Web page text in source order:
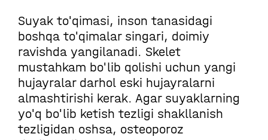
Suyak to'qimasi, inson tanasidagi
boshqa to'qimalar singari, doimiy
ravishda yangilanadi. Skelet
mustahkam bo'lib qolishi uchun yangi
hujayralar darhol eski hujayralarni
almashtirishi kerak. Agar suyaklarning
yo'q bo'lib ketish tezligi shakllanish
tezligidan oshsa, osteoporoz